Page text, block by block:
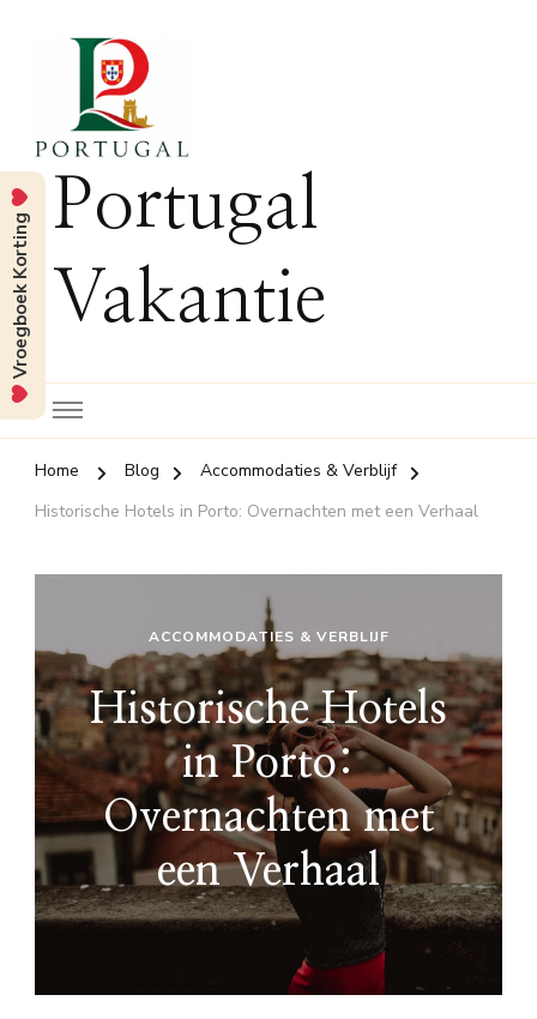
Portugal
Vakantie
Home Blog
Accommodaties & Verblijf
Historische Hotels in Porto: Overnachten met een Verhaal
ACCOMMODATIES & VERBLIJF
Historische Hotels
in Porto:
Overnachten met
een Verhaal
Vroegboek Korting